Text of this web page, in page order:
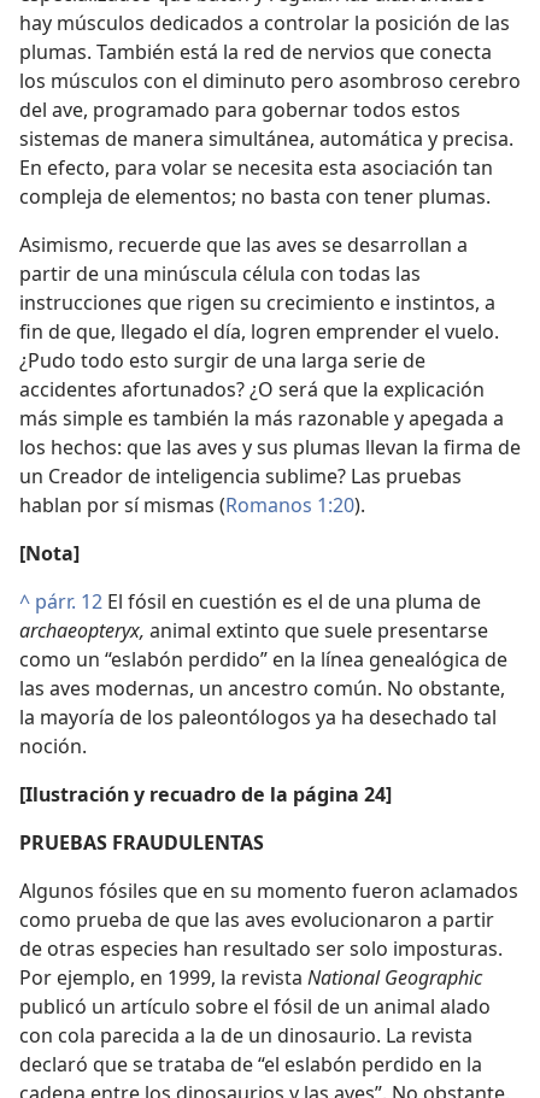
hay músculos dedicados a controlar la posición de las
plumas. También está la red de nervios que conecta
los músculos con el diminuto pero asombroso cerebro
del ave, programado para gobernar todos estos
sistemas de manera simultánea, automática y precisa.
En efecto, para volar se necesita esta asociación tan
compleja de elementos; no basta con tener plumas.
Asimismo, recuerde que las aves se desarrollan a
partir de una minúscula célula con todas las
instrucciones que rigen su crecimiento e instintos, a
fin de que, llegado el día, logren emprender el vuelo.
¿Pudo todo esto surgir de una larga serie de
accidentes afortunados? ¿O será que la explicación
más simple es también la más razonable y apegada a
los hechos: que las aves y sus plumas llevan la firma de
un Creador de inteligencia sublime? Las pruebas
hablan por sí mismas (Romanos 1:20).
[Nota]
^ párr. 12 El fósil en cuestión es el de una pluma de
archaeopteryx, animal extinto que suele presentarse
como un “eslabón perdido” en la línea genealógica de
las aves modernas, un ancestro común. No obstante,
la mayoría de los paleontólogos ya ha desechado tal
noción.
[Ilustración y recuadro de la página 24]
PRUEBAS FRAUDULENTAS
Algunos fósiles que en su momento fueron aclamados
como prueba de que las aves evolucionaron a partir
de otras especies han resultado ser solo imposturas.
Por ejemplo, en 1999, la revista National Geographic
publicó un artículo sobre el fósil de un animal alado
con cola parecida a la de un dinosaurio. La revista
declaró que se trataba de “el eslabón perdido en la